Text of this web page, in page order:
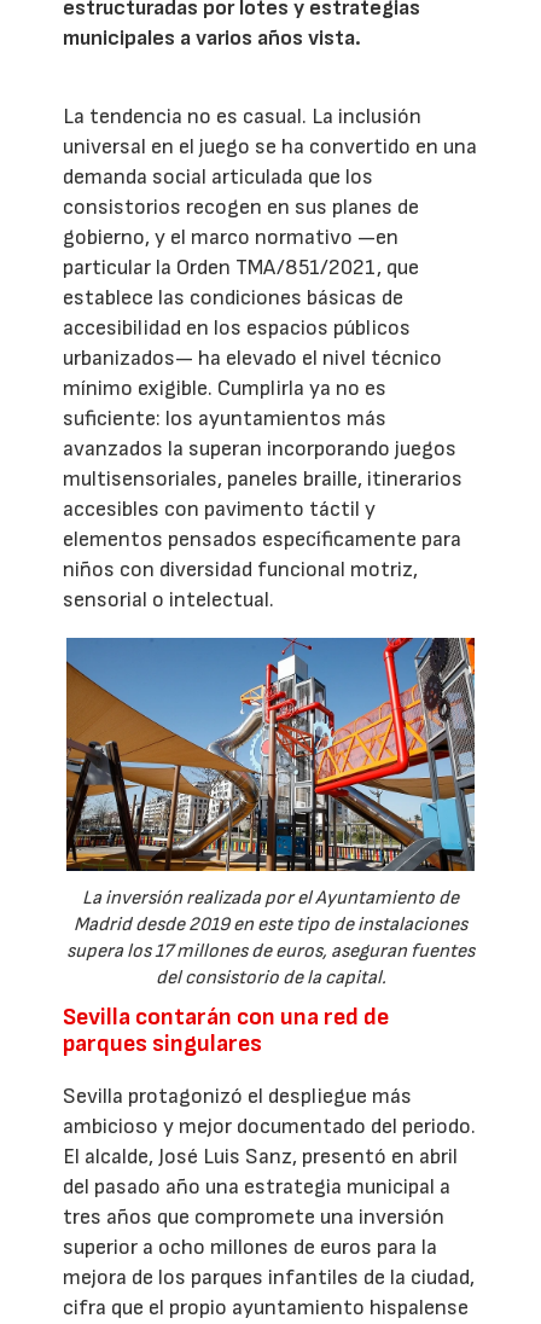
estructuradas por lotes y estrategias
municipales a varios años vista.
La tendencia no es casual. La inclusión
universal en el juego se ha convertido en una
demanda social articulada que los
consistorios recogen en sus planes de
gobierno, y el marco normativo —en
particular la Orden TMA/851/2021, que
establece las condiciones básicas de
accesibilidad en los espacios públicos
urbanizados— ha elevado el nivel técnico
mínimo exigible. Cumplirla ya no es
suficiente: los ayuntamientos más
avanzados la superan incorporando juegos
multisensoriales, paneles braille, itinerarios
accesibles con pavimento táctil y
elementos pensados específicamente para
niños con diversidad funcional motriz,
sensorial o intelectual.
La inversión realizada por el Ayuntamiento de
Madrid desde 2019 en este tipo de instalaciones
supera los 17 millones de euros, aseguran fuentes
del consistorio de la capital.
Sevilla contarán con una red de
parques singulares
Sevilla protagonizó el despliegue más
ambicioso y mejor documentado del periodo.
El alcalde, José Luis Sanz, presentó en abril
del pasado año una estrategia municipal a
tres años que compromete una inversión
superior a ocho millones de euros para la
mejora de los parques infantiles de la ciudad,
cifra que el propio ayuntamiento hispalense